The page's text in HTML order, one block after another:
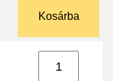
Kosárba